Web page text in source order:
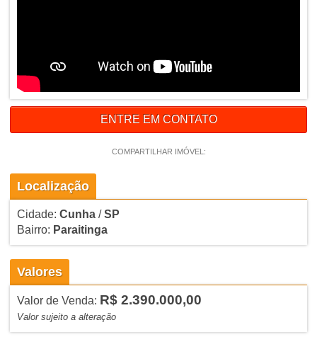
ENTRE EM CONTATO
COMPARTILHAR IMÓVEL:
Localização
Cidade: Cunha/SP
Bairro: Paraitinga
Valores
Valor de Venda: R$ 2.390.000,00
Valor sujeito a alteração